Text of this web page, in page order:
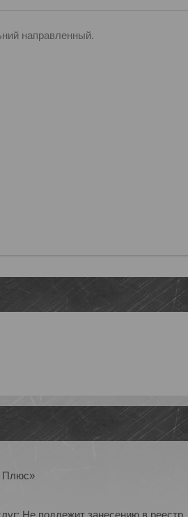
направленный.
Плюс»
Не подлежит занесению в реестр